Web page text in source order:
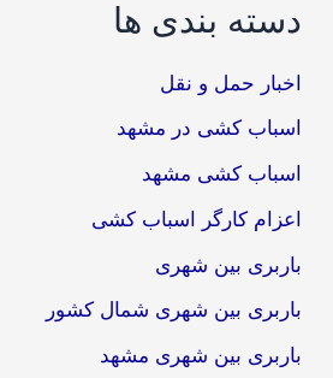
دسته بندی ها
اخبار حمل و نقل
اسباب کشی در مشهد
اسباب کشی مشهد
اعزام کارگر اسباب کشی
باربری بین شهری
باربری بین شهری شمال کشور
باربری بین شهری مشهد